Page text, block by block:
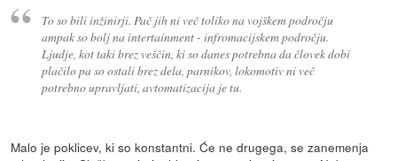
To so bili inžinirji. Pač jih ni več toliko na vojškem področju
ampak so bolj na intertainment - infromacijskem področju.
Ljudje, kot taki brez veščin, ki so danes potrebna da človek dobi
plačilo pa so ostali brez dela, parnikov, lokomotiv ni več
potrebno upravljati, avtomatizacija je tu.
Malo je poklicev, ki so konstantni. Će ne drugega, se zanemenja